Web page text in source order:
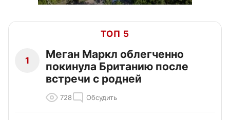
ТОП 5
1
Меган Маркл облегченно
покинула Британию после
встречи с родней
728 Обсудить